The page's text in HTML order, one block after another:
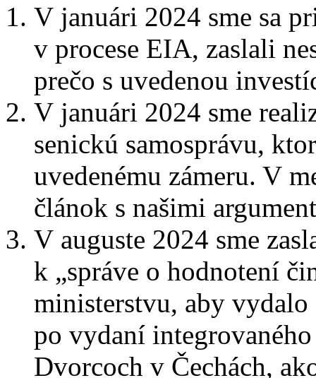
V januári 2024 sme sa
v procese EIA, zaslali
prečo s uvedenou
V januári 2024 sme
senickú samosprávu,
uvedenému zámeru. V
článok s našimi
V auguste 2024 sme
k „správe o hodnotení
ministerstvu, aby vydalo
po vydaní
Dvorcoch v Čechách,